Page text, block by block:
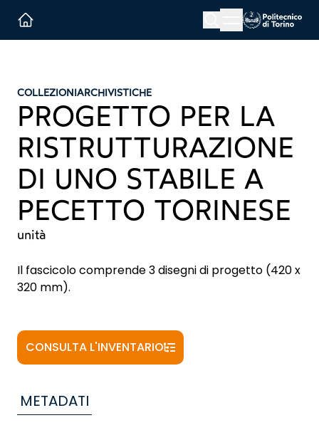
Menu button
COLLEZIONIARCHIVISTICHE
PROGETTO PER LA
RISTRUTTURAZIONE
DI UNO STABILE A
PECETTO TORINESE
unità
Il fascicolo comprende 3 disegni di progetto (420 x
320 mm).
CONSULTA L'INVENTARIO
METADATI